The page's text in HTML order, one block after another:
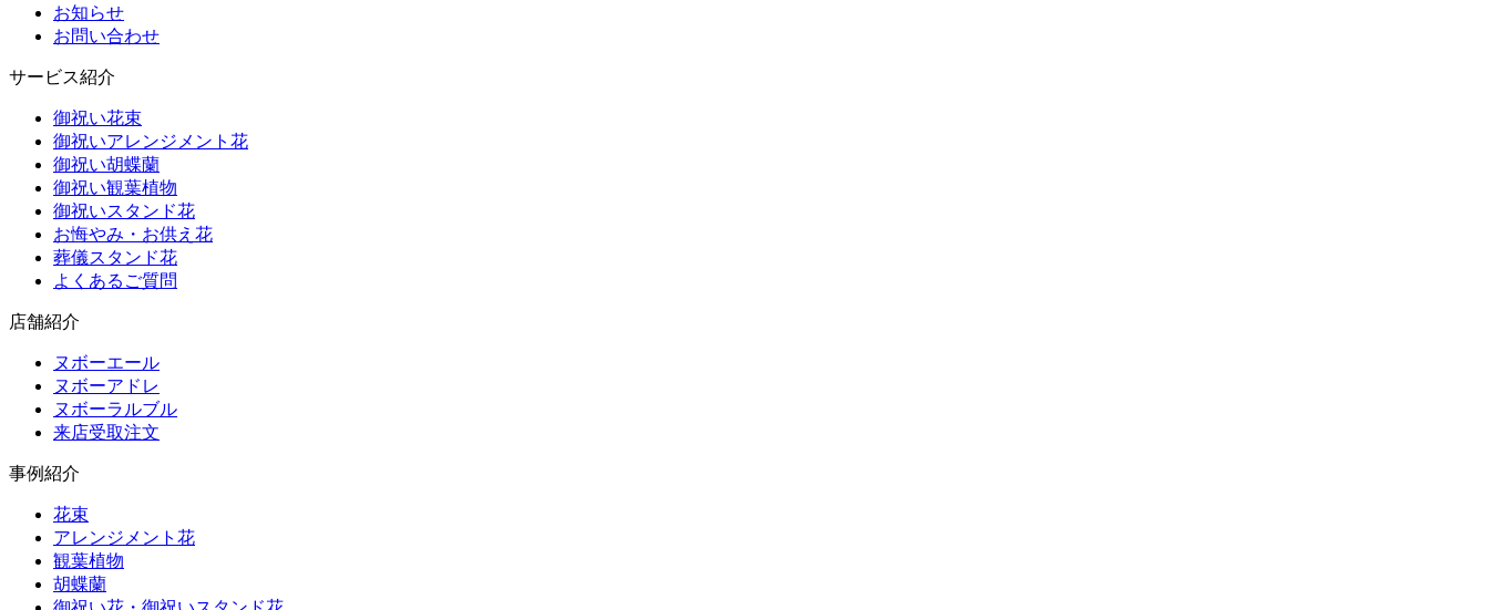
お知らせ
お問い合わせ
サービス紹介
御祝い花束
御祝いアレンジメント花
御祝い胡蝶蘭
御祝い観葉植物
御祝いスタンド花
お悔やみ・お供え花
葬儀スタンド花
よくあるご質問
店舗紹介
ヌボーエール
ヌボーアドレ
ヌボーラルブル
来店受取注文
事例紹介
花束
アレンジメント花
観葉植物
胡蝶蘭